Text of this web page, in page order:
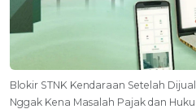
Blokir STNK Kendaraan Setelah
Nggak Kena Masalah Pajak dan